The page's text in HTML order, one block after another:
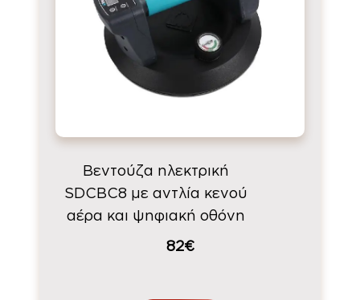
Βεντούζα ηλεκτρική
SDCBC8 με αντλία κενού
αέρα και ψηφιακή οθόνη
82€